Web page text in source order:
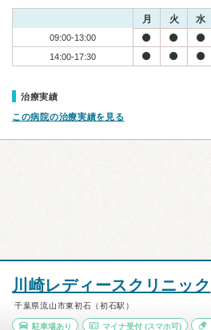
月 火 水
09:00-13:00
14:00-17:30
治療実績
この病院の治療実績を見る
川崎レディースクリニック
千葉県流山市東初石（初石駅）
駐車場あり マイナ受付(スマホ可)